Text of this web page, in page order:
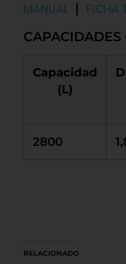
MANUAL | FICHA
CAPACIDADES
Capacidad
(L)
2800
RELACIONADO